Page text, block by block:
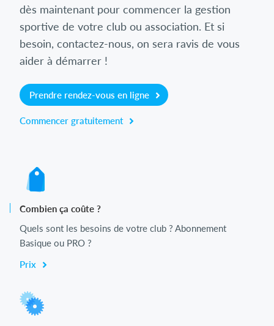
dès maintenant pour commencer la gestion
sportive de votre club ou association. Et si
besoin, contactez-nous, on sera ravis de vous
aider à démarrer !
Prendre rendez-vous en ligne
Commencer gratuitement
Combien ça coûte ?
Quels sont les besoins de votre club ? Abonnement
Basique ou PRO ?
Prix